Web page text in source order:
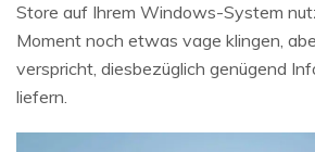
Store auf Ihrem Windows-System
Moment noch etwas vage klingen,
verspricht, diesbezüglich genügend
liefern.